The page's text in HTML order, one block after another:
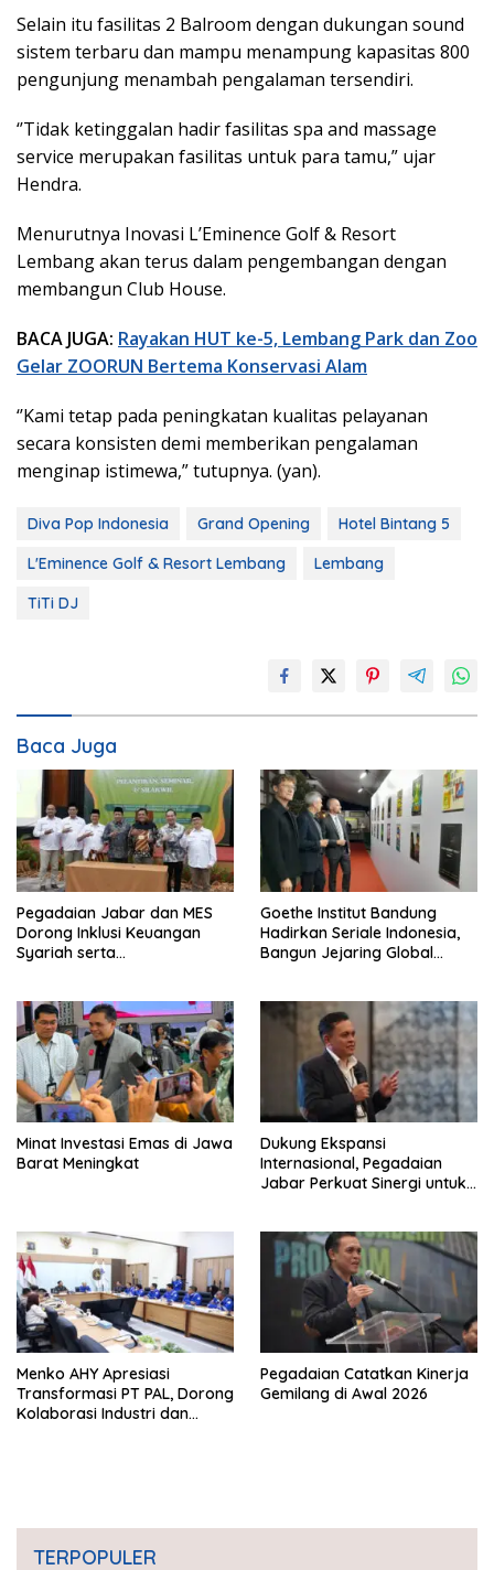
Selain itu fasilitas 2 Balroom dengan dukungan sound
sistem terbaru dan mampu menampung kapasitas 800
pengunjung menambah pengalaman tersendiri.
‘’Tidak ketinggalan hadir fasilitas spa and massage
service merupakan fasilitas untuk para tamu,” ujar
Hendra.
Menurutnya Inovasi L’Eminence Golf & Resort
Lembang akan terus dalam pengembangan dengan
membangun Club House.
BACA JUGA: Rayakan HUT ke-5, Lembang Park dan Zoo
Gelar ZOORUN Bertema Konservasi Alam
‘’Kami tetap pada peningkatan kualitas pelayanan
secara konsisten demi memberikan pengalaman
menginap istimewa,” tutupnya. (yan).
Diva Pop Indonesia Grand Opening
Hotel Bintang 5
L'Eminence Golf & Resort Lembang
Lembang
TiTi DJ
Baca Juga
Pegadaian Jabar dan MES
Dorong Inklusi Keuangan
Syariah serta
Goethe Institut Bandung
Hadirkan Seriale Indonesia,
Bangun Jejaring Global
Minat Investasi Emas di Jawa
Barat Meningkat
Dukung Ekspansi
Internasional, Pegadaian
Jabar Perkuat Sinergi untuk
Menko AHY Apresiasi
Transformasi PT PAL, Dorong
Kolaborasi Industri dan
Pegadaian Catatkan Kinerja
Gemilang di Awal 2026
TERPOPULER